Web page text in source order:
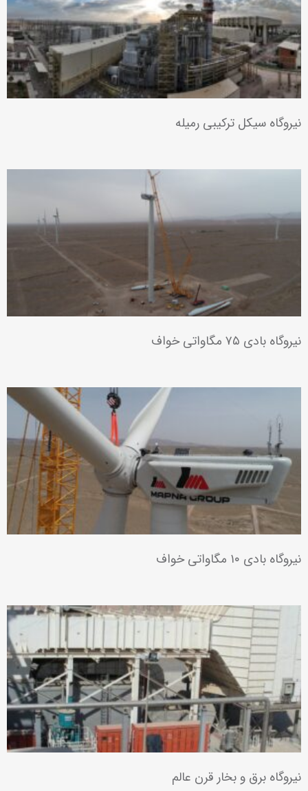
نیروگاه سیکل ترکیبی رمیله
نیروگاه بادی ۷۵ مگاواتی خواف
نیروگاه بادی ۱۰ مگاواتی خواف
نیروگاه برق و بخار قرن عالم